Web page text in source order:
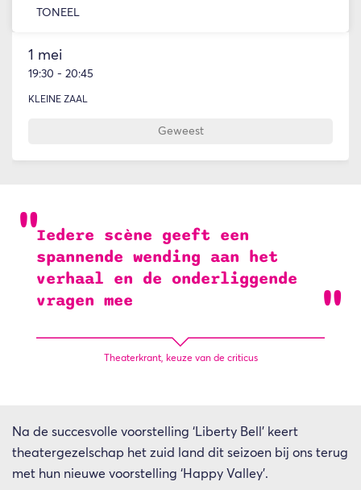
TONEEL
1 mei
19:30 - 20:45
KLEINE ZAAL
Geweest
Iedere scène geeft een
spannende wending aan het
verhaal en de onderliggende
vragen mee
Theaterkrant, keuze van de criticus
Na de succesvolle voorstelling ‘Liberty Bell’ keert
theatergezelschap het zuid land dit seizoen bij ons terug
met hun nieuwe voorstelling ‘Happy Valley’.